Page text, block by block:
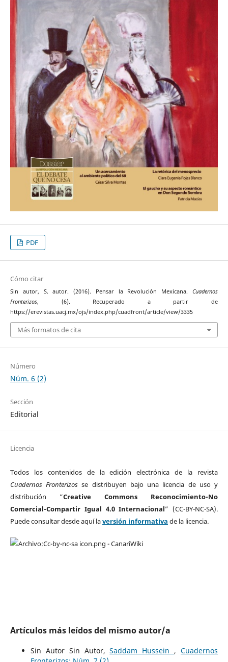
PDF
Cómo citar
Sin autor, S. autor. (2016). Pensar la Revolución Mexicana.Cuadernos
Fronterizos, (6). Recuperado a partir de
https://erevistas.uacj.mx/ojs/index.php/cuadfront/article/view/3335
Más formatos de cita
Número
Núm. 6 (2)
Sección
Editorial
Licencia
Todos los contenidos de la edición electrónica de la revista
Cuadernos Fronterizos se distribuyen bajo una licencia de uso y
distribución “Creative Commons Reconocimiento-No
Comercial-Compartir Igual 4.0 Internacional” (CC-BY-NC-SA).
Puede consultar desde aquí laversión informativa de la licencia.
Artículos más leídos del mismo autor/a
Sin Autor Sin Autor,Saddam Hussein ,Cuadernos